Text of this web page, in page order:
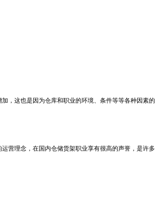
，这也是因为仓库和职业的环境、条件等等各种因素的
营理念，在国内仓储货架职业享有很高的声誉，是许多